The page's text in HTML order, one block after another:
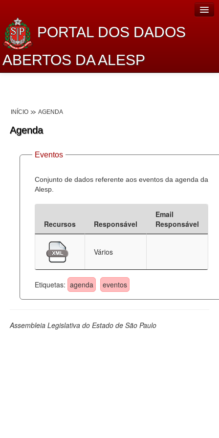
PORTAL DOS DADOS
ABERTOS DA ALESP
Lei de Acesso à Informação
Dados Governamentais Abertos
Planejamento
Catálogo de dados
Deputados Estaduais
Administração
Legislação
INÍCIO AGENDA
Agenda
Eventos
Conjunto de dados referente aos eventos da agenda da
Alesp.
Recursos Responsável
Email
Responsável
Vários
Etiquetas: agenda eventos
Assembleia Legislativa do Estado de São Paulo